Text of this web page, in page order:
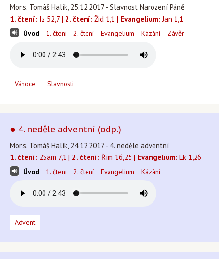
Mons. Tomáš Halík, 25.12.2017 - Slavnost Narození Páně
1. čtení: Iz 52,7 | 2. čtení: Žid 1,1 | Evangelium: Jan 1,1
Úvod 1. čtení 2. čtení Evangelium Kázání Závěr
Vánoce Slavnosti
● 4. neděle adventní (odp.)
Mons. Tomáš Halík, 24.12.2017 - 4. neděle adventní
1. čtení: 2Sam 7,1 | 2. čtení: Řím 16,25 | Evangelium: Lk 1,26
Úvod 1. čtení 2. čtení Evangelium Kázání
Advent